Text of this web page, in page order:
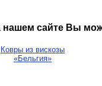
нашем сайте Вы
Ковры из вискозы
«Бельгия»